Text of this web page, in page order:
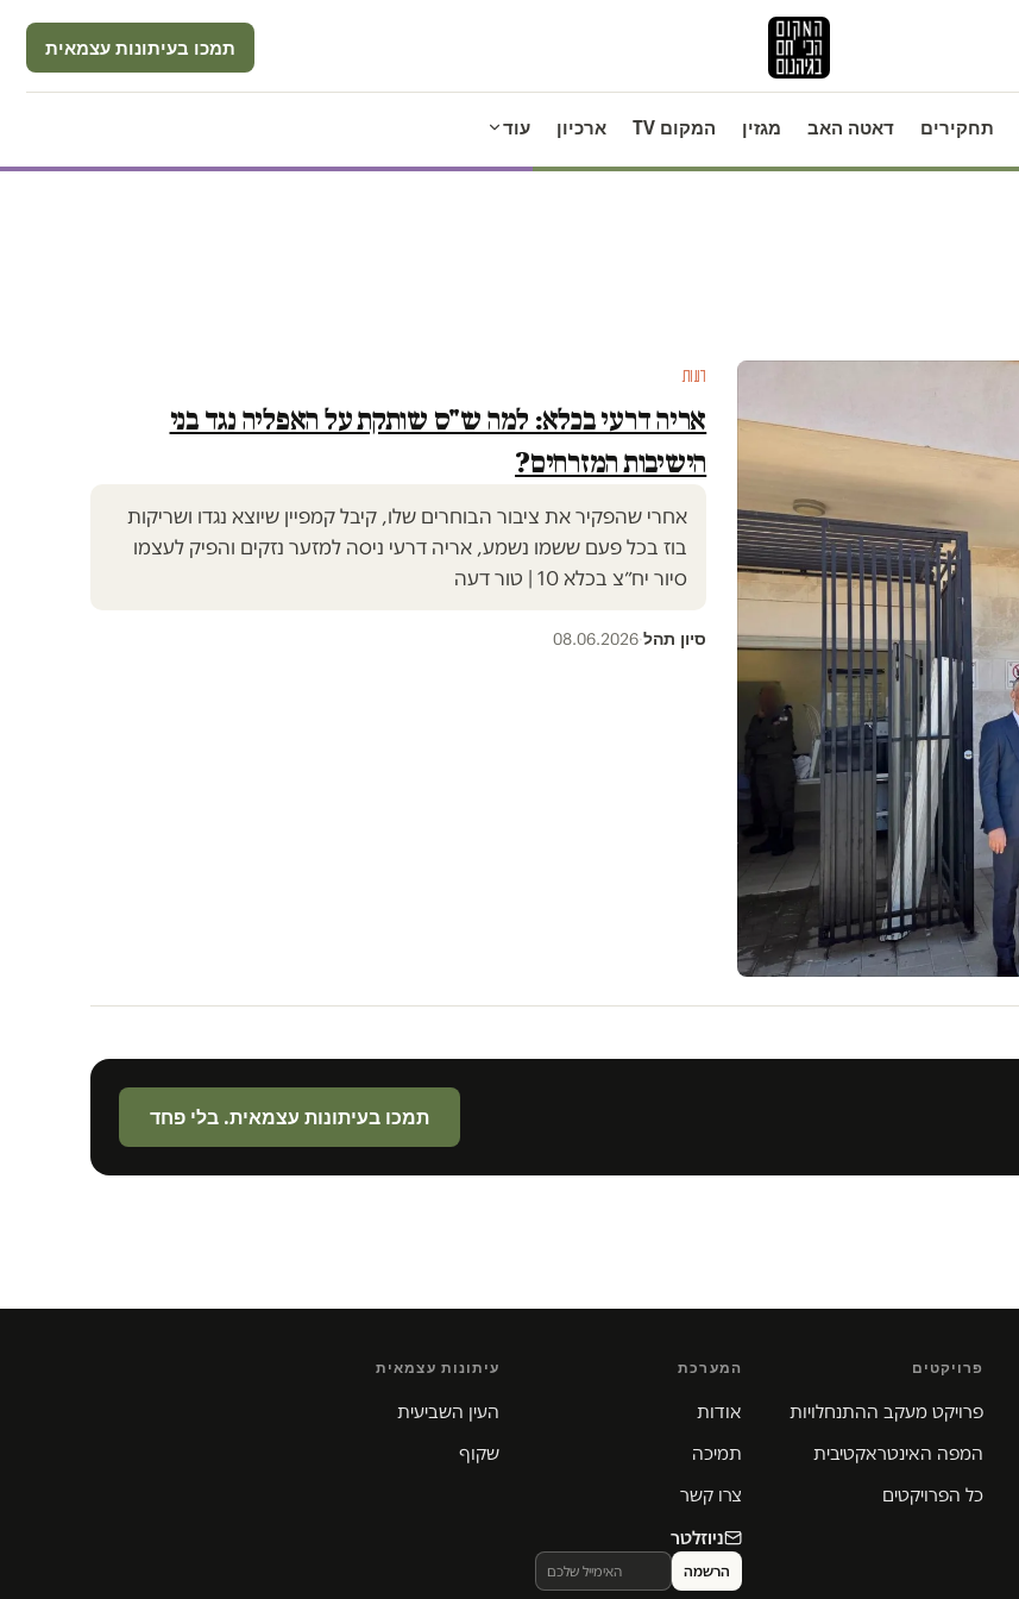
תמכו בעיתונות עצמאית
תחקירים דאטה האב מגזין המקום TV ארכיון עוד
דעות
אריה דרעי בכלא: למה ש"ס שותקת על האפליה נגד בני
הישיבות המזרחים?
אחרי שהפקיר את ציבור הבוחרים שלו, קיבל קמפיין שיוצא נגדו ושריקות
בוז בכל פעם ששמו נשמע, אריה דרעי ניסה למזער נזקים והפיק לעצמו
סיור יח״צ בכלא 10 | טור דעה
סיון תהל·
08.06.2026
תמכו בעיתונות עצמאית. בלי פחד
פרויקטים
פרויקט מעקב ההתנחלויות
המפה האינטראקטיבית
כל הפרויקטים
המערכת
אודות
תמיכה
צרו קשר
ניוזלטר
עיתונות עצמאית
העין השביעית
שקוף